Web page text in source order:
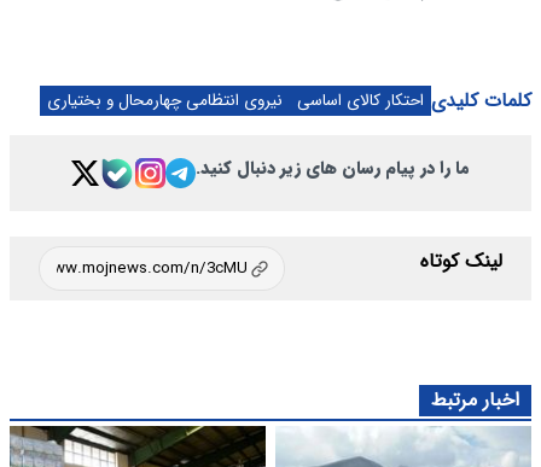
کلمات کلیدی احتکار کالای اساسی نیروی انتظامی چهارمحال و بختیاری
ما را در پیام رسان های زیر دنبال کنید.
لینک کوتاه
اخبار مرتبط